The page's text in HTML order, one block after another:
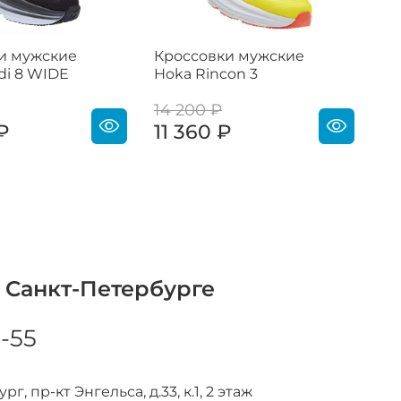
мужские
8 WIDE
Кроссовки мужские
Hoka Rincon 3
14 200 ₽
11 360 ₽
Петербурге
55
пр-кт Энгельса, д.33, к.1, 2 этаж